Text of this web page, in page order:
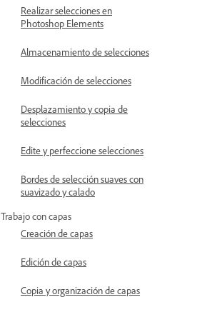
Realizar selecciones en
Photoshop Elements
Almacenamiento de selecciones
Modificación de selecciones
Desplazamiento y copia de
selecciones
Edite y perfeccione selecciones
Bordes de selección suaves con
suavizado y calado
Trabajo con capas
Creación de capas
Edición de capas
Copia y organización de capas